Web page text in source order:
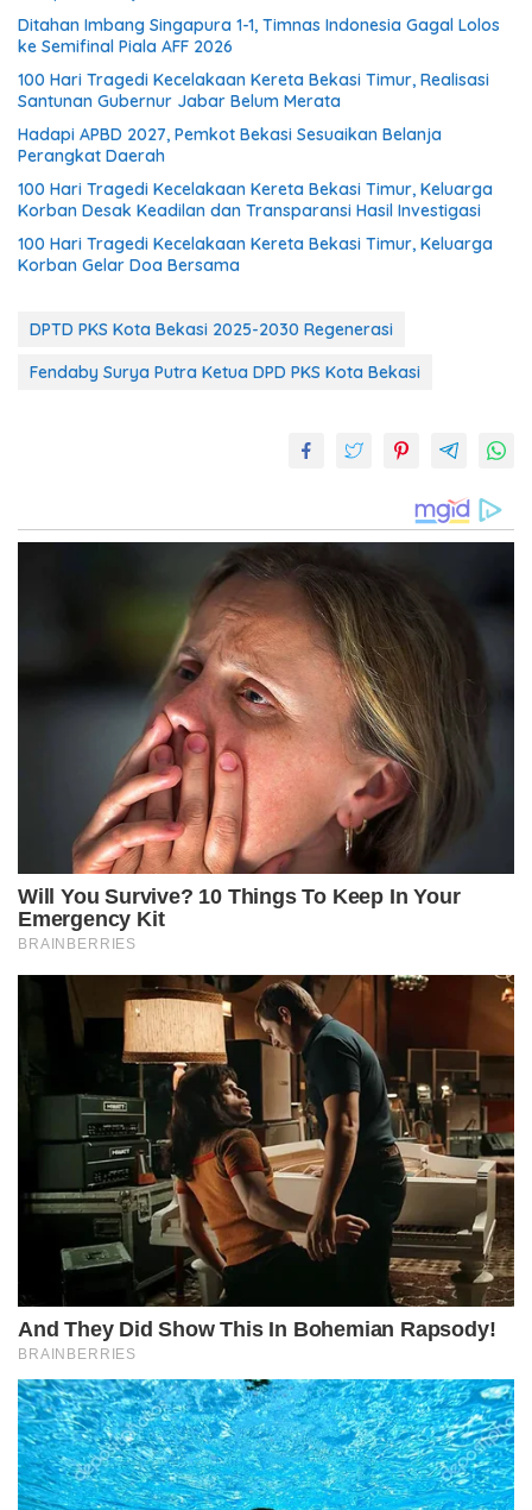
Ditahan Imbang Singapura 1-1, Timnas Indonesia Gagal Lolos
ke Semifinal Piala AFF 2026
100 Hari Tragedi Kecelakaan Kereta Bekasi Timur, Realisasi
Santunan Gubernur Jabar Belum Merata
Hadapi APBD 2027, Pemkot Bekasi Sesuaikan Belanja
Perangkat Daerah
100 Hari Tragedi Kecelakaan Kereta Bekasi Timur, Keluarga
Korban Desak Keadilan dan Transparansi Hasil Investigasi
100 Hari Tragedi Kecelakaan Kereta Bekasi Timur, Keluarga
Korban Gelar Doa Bersama
DPTD PKS Kota Bekasi 2025-2030 Regenerasi
Fendaby Surya Putra Ketua DPD PKS Kota Bekasi